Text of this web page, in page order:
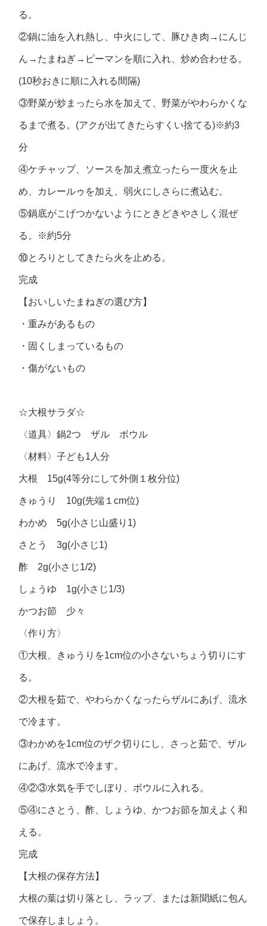
る。
②鍋に油を入れ熱し、中火にして、豚ひき肉→にんじ
ん→たまねぎ→ピーマンを順に入れ、炒め合わせる。
(10秒おきに順に入れる間隔)
③野菜が炒まったら水を加えて、野菜がやわらかくな
るまで煮る。(アクが出てきたらすくい捨てる)※約3
分
④ケチャップ、ソースを加え煮立ったら一度火を止
め、カレールゥを加え、弱火にしさらに煮込む。
⑤鍋底がこげつかないようにときどきやさしく混ぜ
る。※約5分
⑩とろりとしてきたら火を止める。
完成
【おいしいたまねぎの選び方】
・重みがあるもの
・固くしまっているもの
・傷がないもの
☆大根サラダ☆
〈道具〉鍋2つ ザル ボウル
〈材料〉子ども1人分
大根 15g(4等分にして外側１枚分位)
きゅうり 10g(先端１cm位)
わかめ 5g(小さじ山盛り1)
さとう 3g(小さじ1)
酢 2g(小さじ1/2)
しょうゆ 1g(小さじ1/3)
かつお節 少々
〈作り方〉
①大根、きゅうりを1cm位の小さないちょう切りにす
る。
②大根を茹で、やわらかくなったらザルにあげ、流水
で冷ます。
③わかめを1cm位のザク切りにし、さっと茹で、ザル
にあげ、流水で冷ます。
④②③水気を手でしぼり、ボウルに入れる。
⑤④にさとう、酢、しょうゆ、かつお節を加えよく和
える。
完成
【大根の保存方法】
大根の葉は切り落とし、ラップ、または新聞紙に包ん
で保存しましょう。